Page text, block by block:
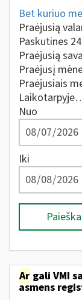
Bet kuriuo
Praėjusią
Paskutines
Praėjusią
Praėjusį
Praėjusiais
Nuo
Iki
Paieška
Ar gali VMI
asmens